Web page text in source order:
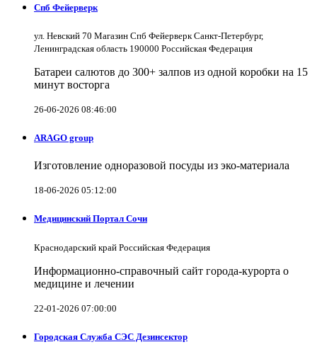
Спб Фейерверк
ул. Невский 70 Магазин Спб Фейерверк Санкт-Петербург,
Ленинградская область 190000 Российская Федерация
Батареи салютов до 300+ залпов из одной коробки на 15
минут восторга
26-06-2026 08:46:00
ARAGO group
Изготовление одноразовой посуды из эко-материала
18-06-2026 05:12:00
Медицинский Портал Сочи
Краснодарский край Российская Федерация
Информационно-справочный сайт города-курорта о
медицине и лечении
22-01-2026 07:00:00
Городская Служба СЭС Дезинсектор